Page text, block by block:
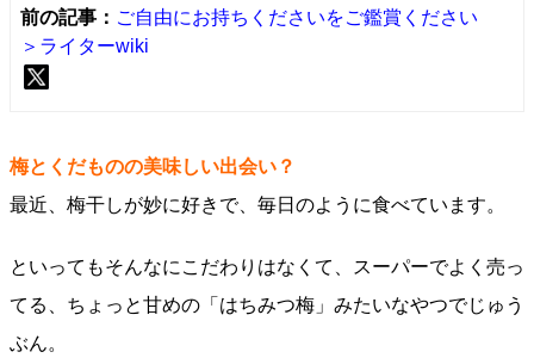
前の記事： ご自由にお持ちくださいをご鑑賞ください
＞ライターwiki
梅とくだものの美味しい出会い？
最近、梅干しが妙に好きで、毎日のように食べています。
といってもそんなにこだわりはなくて、スーパーでよく売っ
てる、ちょっと甘めの「はちみつ梅」みたいなやつでじゅう
ぶん。